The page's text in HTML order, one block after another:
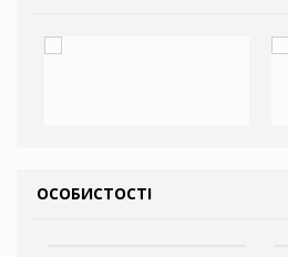
ОСОБИСТОСТІ